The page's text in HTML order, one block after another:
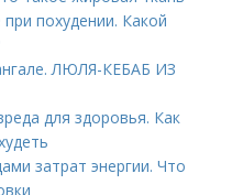
похудении. Какой
ЛЮЛЯ-КЕБАБ ИЗ
для здоровья. Как
затрат энергии. Что